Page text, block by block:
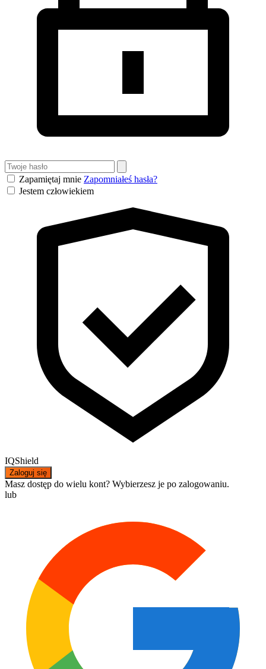
Zapamiętaj mnie Zapomniałeś hasła?
Jestem człowiekiem
IQShield
Zaloguj się
Masz dostęp do wielu kont? Wybierzesz je po zalogowaniu.
lub